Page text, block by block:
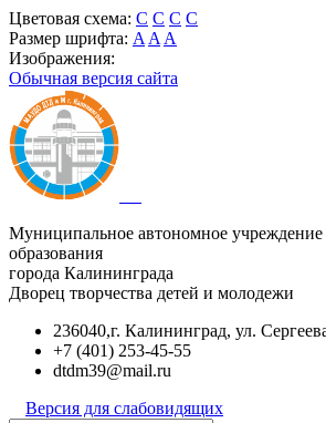
Цветовая схема: C C C C
Размер шрифта: A A A
Изображения:
Обычная версия сайта
Муниципальное автономное учреждение
образования
города Калининграда
Дворец творчества детей и молодежи
236040,г. Калининград, ул.
+7 (401) 253-45-55
dtdm39@mail.ru
Версия для слабовидящих